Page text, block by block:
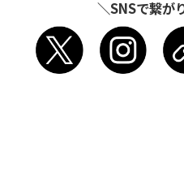
＼SNSで繋が